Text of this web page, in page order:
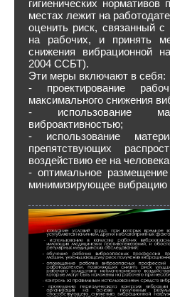
гигиенических
местах лежит на
оценить риск, связанный
на рабочих, и принять
снижения вибрационной
2004 ССБТ).
Эти меры включают в себя:
- проектирование
максимального снижения
- использование
виброактивностью;
- использование
препятствующих
воздействию ее на
- оптимальное
минимизирующее вибрацию